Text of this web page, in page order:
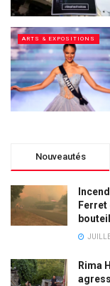
ARTS & EXPOSITIONS
Nouveautés
Rima